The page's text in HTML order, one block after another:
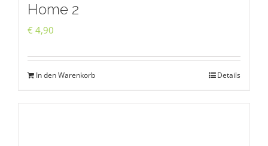
Home 2
€ 4,90
In den Warenkorb Details